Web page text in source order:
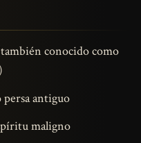
conocido como
antiguo
maligno